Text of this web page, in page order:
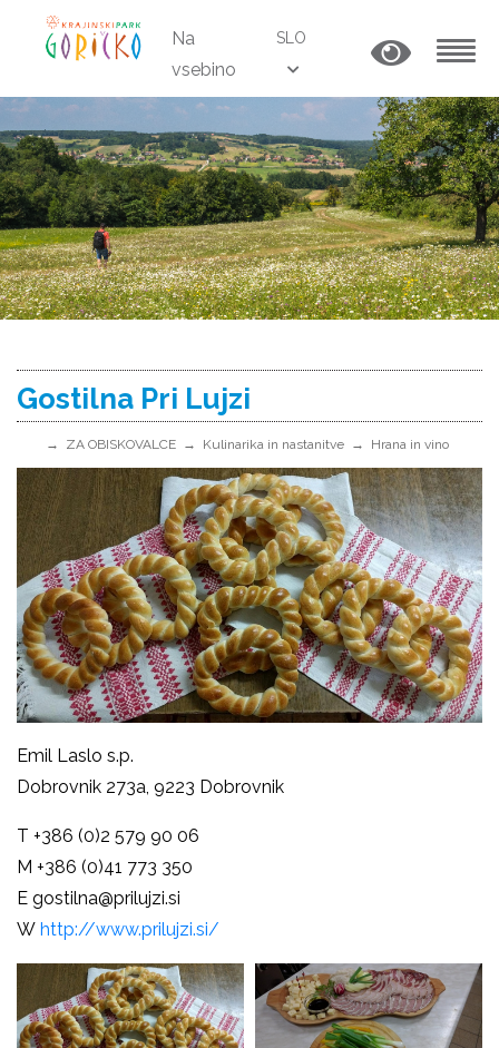
Na
vsebino
SLO
Gostilna Pri Lujzi
ZA OBISKOVALCE Kulinarika in nastanitve Hrana in vino
Emil Laslo s.p.
Dobrovnik 273a, 9223 Dobrovnik
T +386 (0)2 579 90 06
M +386 (0)41 773 350
E gostilna@prilujzi.si
W http://www.prilujzi.si/